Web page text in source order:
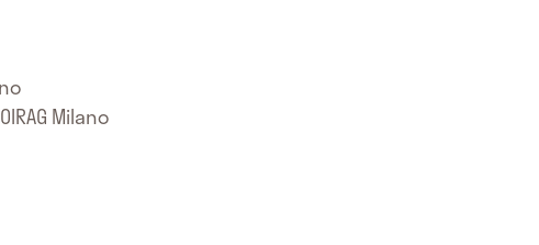
Milano